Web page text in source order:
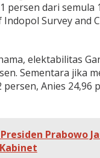
dari semula
Survey and
elektabilitas
Sementara jika
Anies 24,96
Prabowo